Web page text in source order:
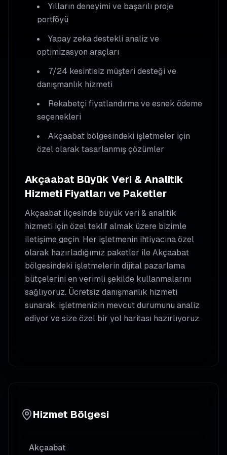
Yılların deneyimi ve başarılı proje
portföyü
Yapay zeka destekli analiz ve
optimizasyon araçları
7/24 kesintisiz müşteri desteği ve
danışmanlık hizmeti
Rekabetçi fiyatlandırma ve esnek ödeme
seçenekleri
Akçaabat bölgesindeki işletmeler için
özel olarak tasarlanmış çözümler
Akçaabat Büyük Veri & Analitik
Hizmeti Fiyatları ve Paketler
Akçaabat ilçesinde büyük veri & analitik
hizmeti için özel teklif almak üzere bizimle
iletişime geçin. Her işletmenin ihtiyacına özel
olarak hazırladığımız paketler ileAkçaabat
bölgesindeki işletmelerin dijital pazarlama
bütçelerini en verimli şekilde kullanmalarını
sağlıyoruz. Ücretsiz danışmanlık hizmeti
sunarak, işletmenizin mevcut durumunu analiz
ediyor ve size özel bir yol haritası hazırlıyoruz.
Hizmet Bölgesi
Akçaabat